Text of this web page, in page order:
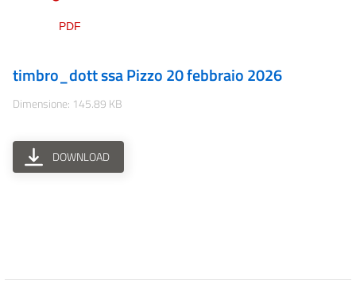
timbro_dott ssa Pizzo 20 febbraio 2026
Dimensione: 145.89 KB
DOWNLOAD